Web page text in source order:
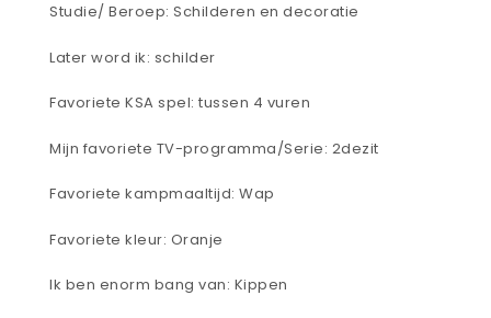
Studie/ Beroep: Schilderen en decoratie
Later word ik: schilder
Favoriete KSA spel: tussen 4 vuren
Mijn favoriete TV-programma/Serie: 2dezit
Favoriete kampmaaltijd: Wap
Favoriete kleur: Oranje
Ik ben enorm bang van: Kippen